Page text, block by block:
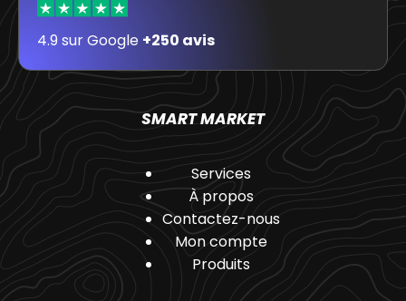
4.9 sur Google +250 avis
SMART MARKET
Services
À propos
Contactez-nous
Mon compte
Produits